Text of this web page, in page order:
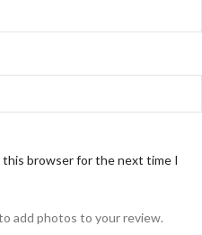
this browser for the next time I
add photos to your review.